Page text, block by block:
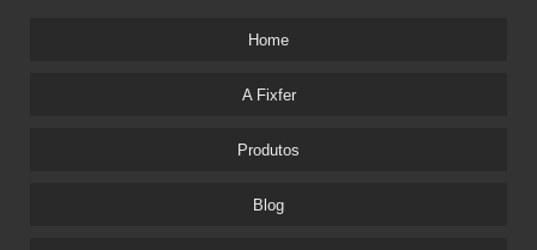
Home
A Fixfer
Produtos
Blog